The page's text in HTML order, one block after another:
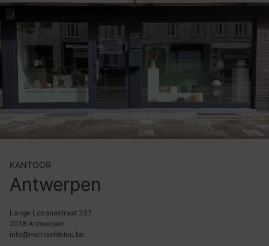
KANTOOR
Antwerpen
Lange Lozanastraat 237
2018 Antwerpen
info@michaeldeleu.be